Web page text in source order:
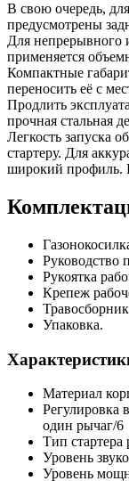
В свою очередь,
предусмотрены
Для непрерывного
применяется
Компактные
переносить её с
Продлить
прочная стальная
Легкость запуска
стартеру. Для
широкий профиль.
Руководство
Рукоятка
Крепеж
Травосборник
Упаковка.
Материал
Регулировка
один рычаг/6
Тип стартера
Уровень
Уровень